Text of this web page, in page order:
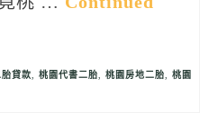
貸款, 桃園代書二胎, 桃園房地二胎, 桃園